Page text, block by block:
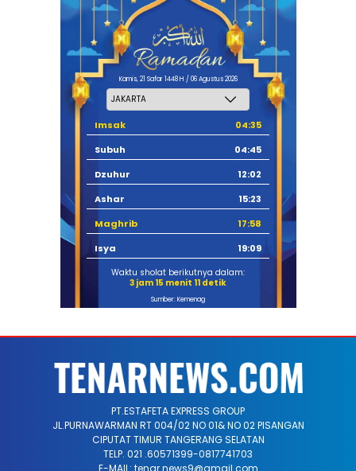
Kamis, 21 Safar 1448 H / 06 Agustus 2026
Imsak
04:35
Subuh
04:45
Dzuhur
12:02
Ashar
15:23
Maghrib
17:58
Isya
19:09
Waktu sholat berikutnya dalam:
3 jam 15 menit 11 detik
Sumber: Kemenag
PT.ESTAFETA EXPRESS GROUP
JL.PURNAWARMAN RT 004/02 NO 01& NO 02 PISANGAN
CIPUTAT TIMUR TANGERANG SELATAN
TELP. 021 .60571399-0817741703